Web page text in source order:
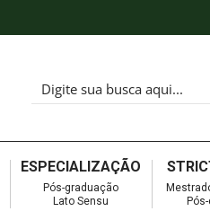
ESPECIALIZAÇÃO
Pós-graduação
Lato Sensu